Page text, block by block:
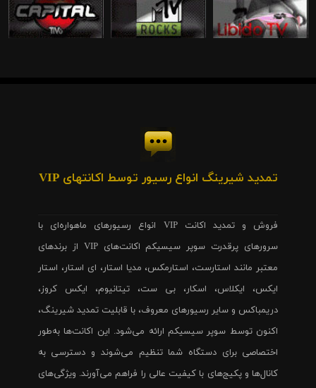
تمدید شیرینگ انواع رسیور توسط اکانتهای VIP
فروش و تمدید اکانت VIP انواع رسیورهای ماهواره‌ای با
سرورهای پرقدرت سوپر سیسیکم اکانت‌های VIP از برندهای
معتبر مانند استارست، استارمکس، مدیا استار، ای استار، استار
ایکس، ایکلاس، اسکار، بی ست، تیتانیوم، ایکس کروز،
دریمباکس و سایر رسیورهای معروف، با قابلیت تمدید شیرینگ،
اکنون توسط سوپر سیسیکم ارائه می‌شود. این اکانت‌ها به‌طور
اختصاصی برای دستگاه شما تنظیم می‌شوند و دسترسی به
کانال‌ها و پکیج‌های با کیفیت عالی را فراهم می‌آورند. ویژگی‌های